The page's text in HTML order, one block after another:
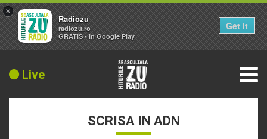
Live
SCRISA IN ADN
×
Radiozu
radiozu.ro
GRATIS - In Google Play
Get it